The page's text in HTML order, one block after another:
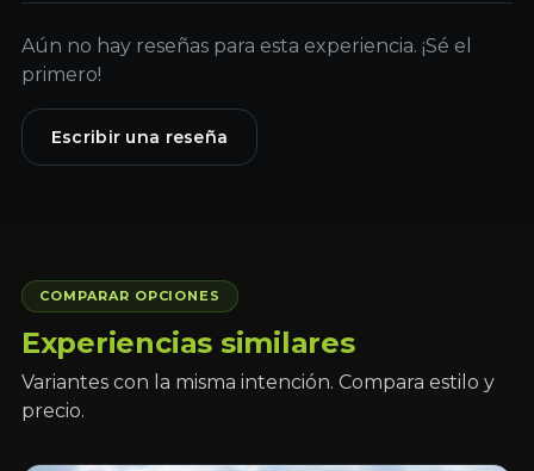
Aún no hay reseñas para esta experiencia. ¡Sé el
primero!
Escribir una reseña
COMPARAR OPCIONES
Experiencias similares
Variantes con la misma intención. Compara estilo y
precio.